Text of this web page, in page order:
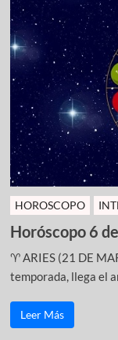
HOROSCOPO
Horóscopo 6
♈ ARIES (21 DE
temporada, llega el
Leer Más